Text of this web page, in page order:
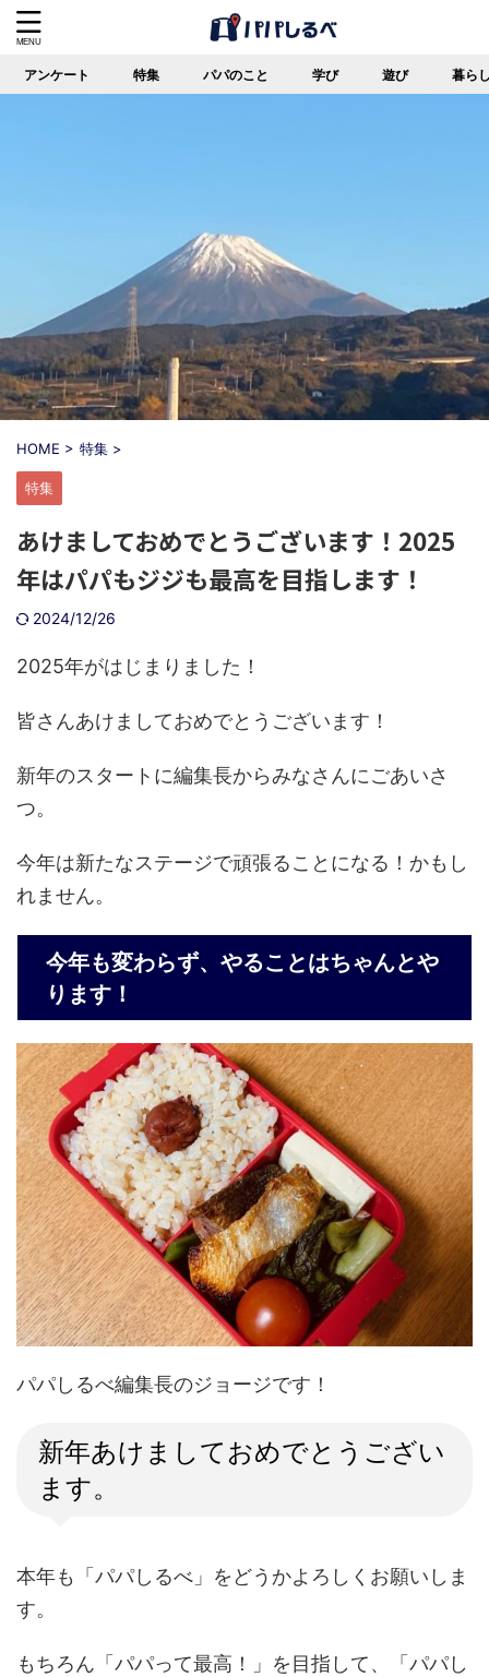
アンケート 特集 パパのこと 学び 遊び 暮ら
HOME > 特集 >
特集
あけましておめでとうございます！2025
年はパパもジジも最高を目指します！
2024/12/26
2025年がはじまりました！
皆さんあけましておめでとうございます！
新年のスタートに編集長からみなさんにごあいさ
つ。
今年は新たなステージで頑張ることになる！かもし
れません。
今年も変わらず、やることはちゃんとや
ります！
パパしるべ編集長のジョージです！
新年あけましておめでとうござい
ます。
本年も「パパしるべ」をどうかよろしくお願いしま
す。
もちろん「パパって最高！」を目指して、「パパし